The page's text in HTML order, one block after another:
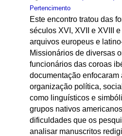
Pertencimento
Este encontro tratou das
séculos XVI, XVII e XVIII
arquivos europeus e
Missionários de diversas
funcionários das coroas
documentação enfocaram
organização política,
como linguísticos e
grupos nativos
dificuldades que os
analisar manuscritos